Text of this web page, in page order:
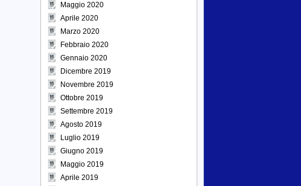
Maggio 2020
Aprile 2020
Marzo 2020
Febbraio 2020
Gennaio 2020
Dicembre 2019
Novembre 2019
Ottobre 2019
Settembre 2019
Agosto 2019
Luglio 2019
Giugno 2019
Maggio 2019
Aprile 2019